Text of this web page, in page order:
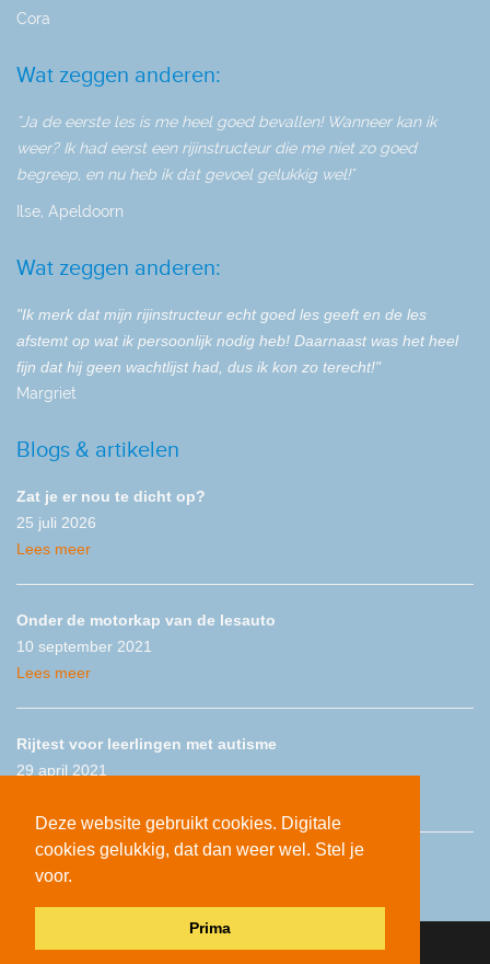
Deze website gebruikt cookies. Digitale
cookies gelukkig, dat dan weer wel. Stel je
voor.
Prima
Cora
Wat zeggen anderen:
"Ja de eerste les is me heel goed bevallen! Wanneer kan ik
weer? Ik had eerst een rijinstructeur die me niet zo goed
begreep, en nu heb ik dat gevoel gelukkig wel!"
Ilse, Apeldoorn
Wat zeggen anderen:
"Ik merk dat mijn rijinstructeur echt goed les geeft en de les
afstemt op wat ik persoonlijk nodig heb! Daarnaast was het heel
fijn dat hij geen wachtlijst had, dus ik kon zo terecht!"
Margriet
Blogs & artikelen
Zat je er nou te dicht op?
25 juli 2026
Lees meer
Onder de motorkap van de lesauto
10 september 2021
Lees meer
Rijtest voor leerlingen met autisme
29 april 2021